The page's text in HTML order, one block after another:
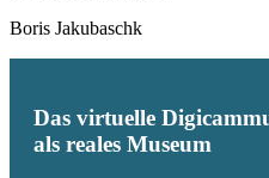
Boris Jakubaschk
Das virtuelle
als reales Museum